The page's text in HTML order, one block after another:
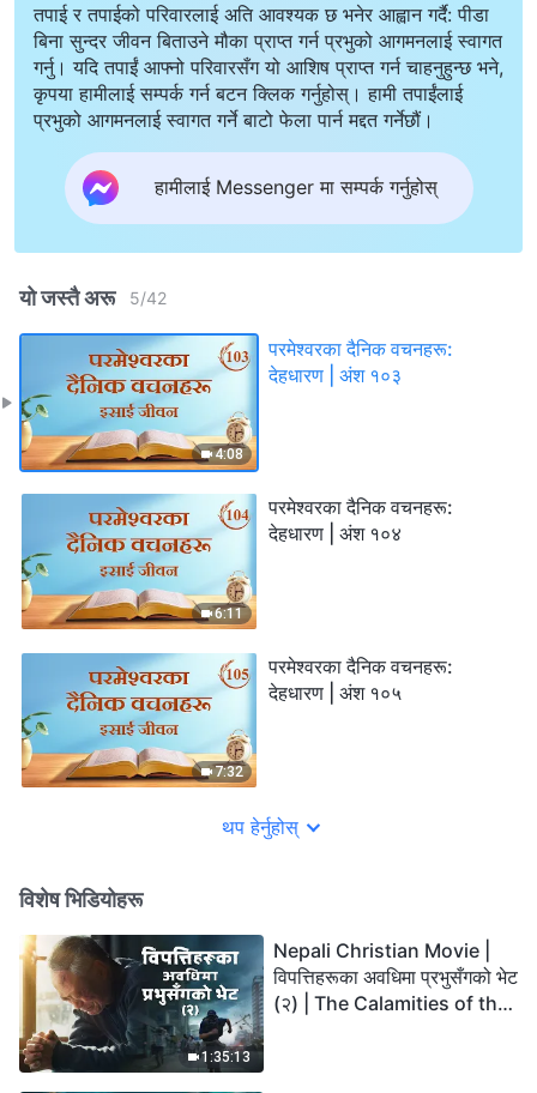
तपाई र तपाईको परिवारलाई अति आवश्यक छ भनेर आह्वान गर्दै: पीडा
बिना सुन्दर जीवन बिताउने मौका प्राप्त गर्न प्रभुको आगमनलाई स्वागत
गर्नु। यदि तपाईं आफ्नो परिवारसँग यो आशिष प्राप्त गर्न चाहनुहुन्छ भने,
कृपया हामीलाई सम्पर्क गर्न बटन क्लिक गर्नुहोस्। हामी तपाईंलाई
प्रभुको आगमनलाई स्वागत गर्ने बाटो फेला पार्न मद्दत गर्नेछौं।
हामीलाई Messenger मा सम्पर्क गर्नुहोस्
यो जस्तै अरू 5/42
4:08
परमेश्‍वरका दैनिक वचनहरू:
देहधारण | अंश १०३
6:11
परमेश्‍वरका दैनिक वचनहरू:
देहधारण | अंश १०४
7:32
परमेश्‍वरका दैनिक वचनहरू:
देहधारण | अंश १०५
थप हेर्नुहोस्
विशेष भिडियोहरू
1:35:13
Nepali Christian Movie |
विपत्तिहरूका अवधिमा प्रभुसँगको भेट
(२) | The Calamities of the